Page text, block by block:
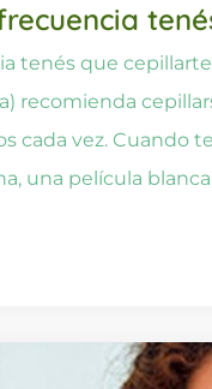
tenés que
recomienda
cada vez. Cuando
una película